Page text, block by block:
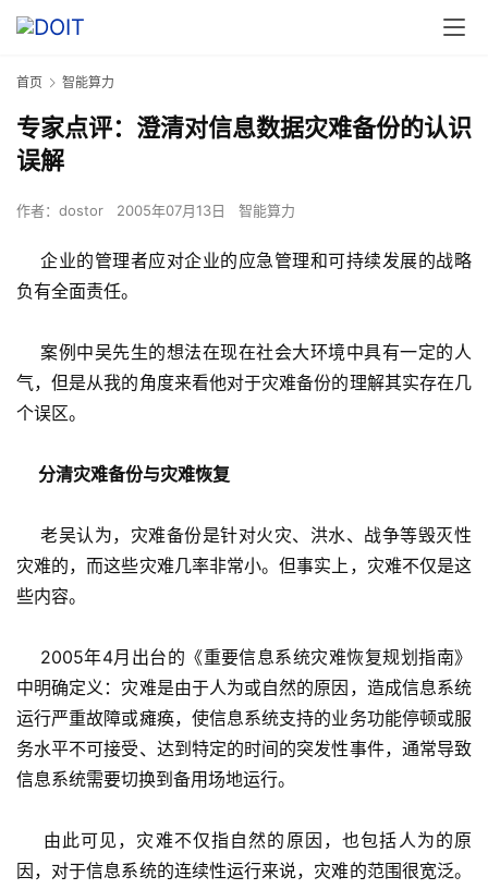
首页 智能算力
专家点评：澄清对信息数据灾难备份的认识
误解
作者： dostor 2005年07月13日 智能算力
企业的管理者应对企业的应急管理和可持续发展的战略
负有全面责任。
案例中吴先生的想法在现在社会大环境中具有一定的人
气，但是从我的角度来看他对于灾难备份的理解其实存在几
个误区。
分清灾难备份与灾难恢复
老吴认为，灾难备份是针对火灾、洪水、战争等毁灭性
灾难的，而这些灾难几率非常小。但事实上，灾难不仅是这
些内容。
2005年4月出台的《重要信息系统灾难恢复规划指南》
中明确定义：灾难是由于人为或自然的原因，造成信息系统
运行严重故障或瘫痪，使信息系统支持的业务功能停顿或服
务水平不可接受、达到特定的时间的突发性事件，通常导致
信息系统需要切换到备用场地运行。
由此可见，灾难不仅指自然的原因，也包括人为的原
因，对于信息系统的连续性运行来说，灾难的范围很宽泛。